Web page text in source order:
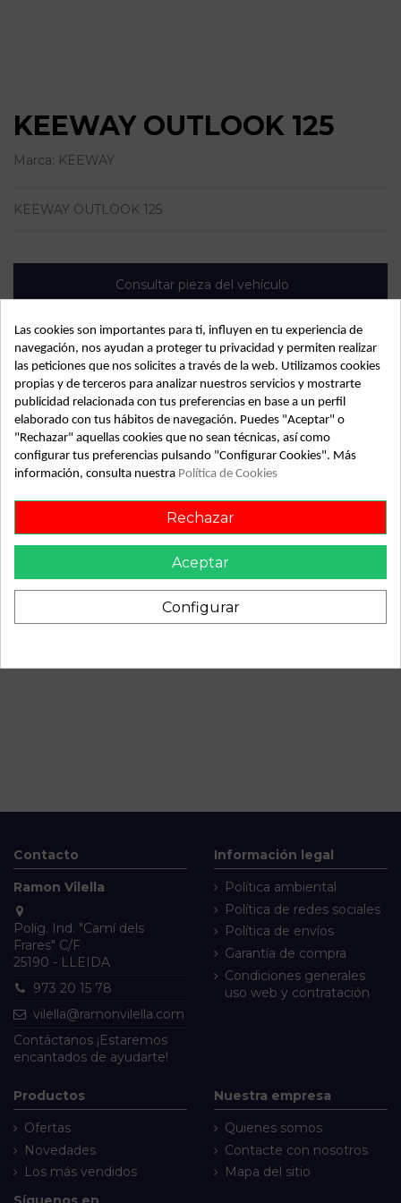
KEEWAY OUTLOOK 125
Marca: KEEWAY
KEEWAY OUTLOOK 125
Consultar pieza del vehículo
Detalles de producto
Año fabricación
0
Bastidor
LBBT130119B588636
OUTLOOK 125
Descripción
Contacto
Ramon Vilella
Políg. Ind. "Camí dels
Frares" C/F
25190 - LLEIDA
973 20 15 78
vilella@ramonvilella.com
Contáctanos ¡Estaremos
encantados de ayudarte!
Información legal
Política ambiental
Política de redes sociales
Política de envíos
Garantía de compra
Condiciones generales
uso web y contratación
Productos
Ofertas
Novedades
Los más vendidos
Nuestra empresa
Quienes somos
Contacte con nosotros
Mapa del sitio
Las cookies son importantes para ti, influyen en tu experiencia de
navegación, nos ayudan a proteger tu privacidad y permiten realizar
las peticiones que nos solicites a través de la web. Utilizamos cookies
propias y de terceros para analizar nuestros servicios y mostrarte
publicidad relacionada con tus preferencias en base a un perfil
elaborado con tus hábitos de navegación. Puedes "Aceptar" o
"Rechazar" aquellas cookies que no sean técnicas, así como
configurar tus preferencias pulsando "Configurar Cookies". Más
información, consulta nuestra Política de Cookies
Rechazar
Aceptar
Configurar